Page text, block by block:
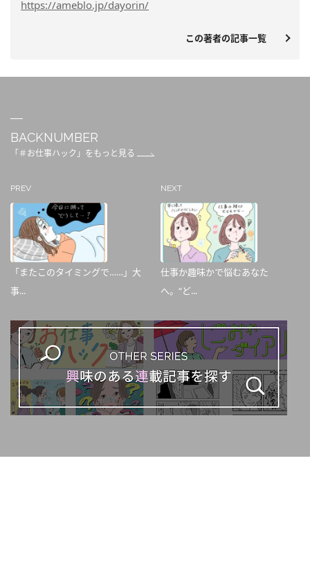
https://ameblo.jp/dayorin/
この著者の記事一覧
BACKNUMBER
「＃お仕事ハック」をもっと見る
PREV
「またこのタイミングで……」大
事...
NEXT
仕事か趣味かで悩むあなた
へ。“ど...